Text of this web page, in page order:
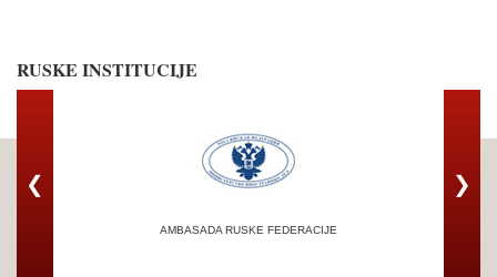
RUSKE INSTITUCIJE
AMBASADA RUSKE FEDERACIJE
❮ ❯